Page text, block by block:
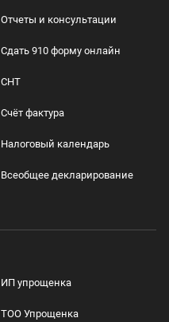
Отчеты и консультации
Сдать 910 форму онлайн
СНТ
Счёт фактура
Налоговый календарь
Всеобщее декларирование
ИП упрощенка
ТОО Упрощенка